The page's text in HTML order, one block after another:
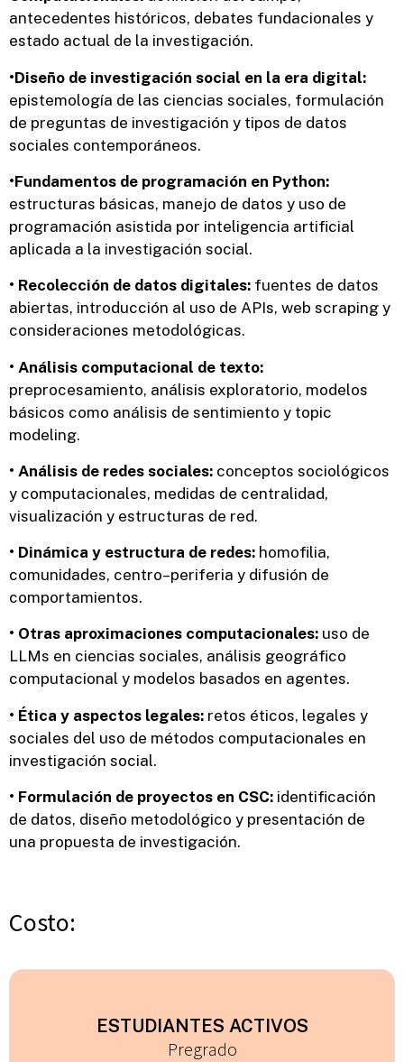
antecedentes históricos, debates fundacionales y
estado actual de la investigación.
•Diseño de investigación social en la era digital:
epistemología de las ciencias sociales, formulación
de preguntas de investigación y tipos de datos
sociales contemporáneos.
•Fundamentos de programación en Python:
estructuras básicas, manejo de datos y uso de
programación asistida por inteligencia artificial
aplicada a la investigación social.
• Recolección de datos digitales: fuentes de datos
abiertas, introducción al uso de APIs, web scraping y
consideraciones metodológicas.
• Análisis computacional de texto:
preprocesamiento, análisis exploratorio, modelos
básicos como análisis de sentimiento y topic
modeling.
• Análisis de redes sociales: conceptos sociológicos
y computacionales, medidas de centralidad,
visualización y estructuras de red.
• Dinámica y estructura de redes: homofilia,
comunidades, centro–periferia y difusión de
comportamientos.
• Otras aproximaciones computacionales: uso de
LLMs en ciencias sociales, análisis geográfico
computacional y modelos basados en agentes.
• Ética y aspectos legales: retos éticos, legales y
sociales del uso de métodos computacionales en
investigación social.
• Formulación de proyectos en CSC: identificación
de datos, diseño metodológico y presentación de
una propuesta de investigación.
Costo:
ESTUDIANTES ACTIVOS
Pregrado